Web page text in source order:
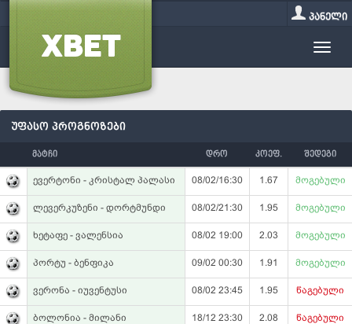
პანელი
უფასო პროგნოზები
მატჩი დრო კოეფ. შედეგი
ევერტონი - კრისტალ პალასი 08/02/16:30 1.67 მოგებული
ლევერკუზენი - დორტმუნდი 08/02/21:30 1.95 მოგებული
ხეტაფე - ვალენსია 08/02 19:00 2.03 მოგებული
პორტუ - ბენფიკა 09/02 00:30 1.91 მოგებული
ვერონა - იუვენტუსი 08/02 23:45 1.95 წაგებული
ბოლონია - მილანი 18/12 23:30 2.08 წაგებული